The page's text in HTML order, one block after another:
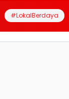
#LokalBerdaya